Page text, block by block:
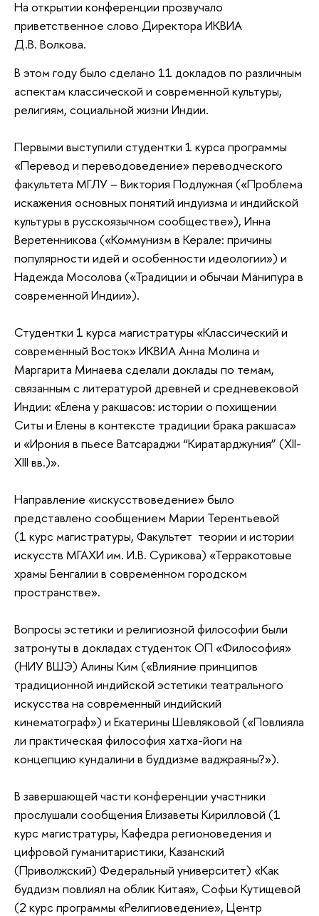
На открытии конференции прозвучало
приветственное слово Директора ИКВИА
Д.В. Волкова.
В этом году было сделано 11 докладов по различным
аспектам классической и современной культуры,
религиям, социальной жизни Индии.
Первыми выступили студентки 1 курса программы
«Перевод и переводоведение» переводческого
факультета МГЛУ – Виктория Подлужная («Проблема
искажения основных понятий индуизма и индийской
культуры в русскоязычном сообществе»), Инна
Веретенникова («Коммунизм в Керале: причины
популярности идей и особенности идеологии») и
Надежда Мосолова («Традиции и обычаи Манипура в
современной Индии»).
Студентки 1 курса магистратуры «Классический и
современный Восток» ИКВИА Анна Молина и
Маргарита Минаева сделали доклады по темам,
связанным с литературой древней и средневековой
Индии: «Елена у ракшасов: истории о похищении
Ситы и Елены в контексте традиции брака ракшаса»
и «Ирония в пьесе Ватсараджи “Киратарджуния” (XII-
XIII вв.)».
Направление «искусствоведение» было
представлено сообщением Марии Терентьевой
(1 курс магистратуры, Факультет теории и истории
искусств МГАХИ им. И.В. Сурикова) «Терракотовые
храмы Бенгалии в современном городском
пространстве».
Вопросы эстетики и религиозной философии были
затронуты в докладах студенток ОП «Философия»
(НИУ ВШЭ) Алины Ким («Влияние принципов
традиционной индийской эстетики театрального
искусства на современный индийский
кинематограф») и Екатерины Шевляковой («Повлияла
ли практическая философия хатха-йоги на
концепцию кундалини в буддизме ваджраяны?»).
В завершающей части конференции участники
прослушали сообщения Елизаветы Кирилловой (1
курс магистратуры, Кафедра регионоведения и
цифровой гуманитаристики, Казанский
(Приволжский) Федеральный университет) «Как
буддизм повлиял на облик Китая», Софьи Кутищевой
(2 курс программы «Религиоведение», Центр